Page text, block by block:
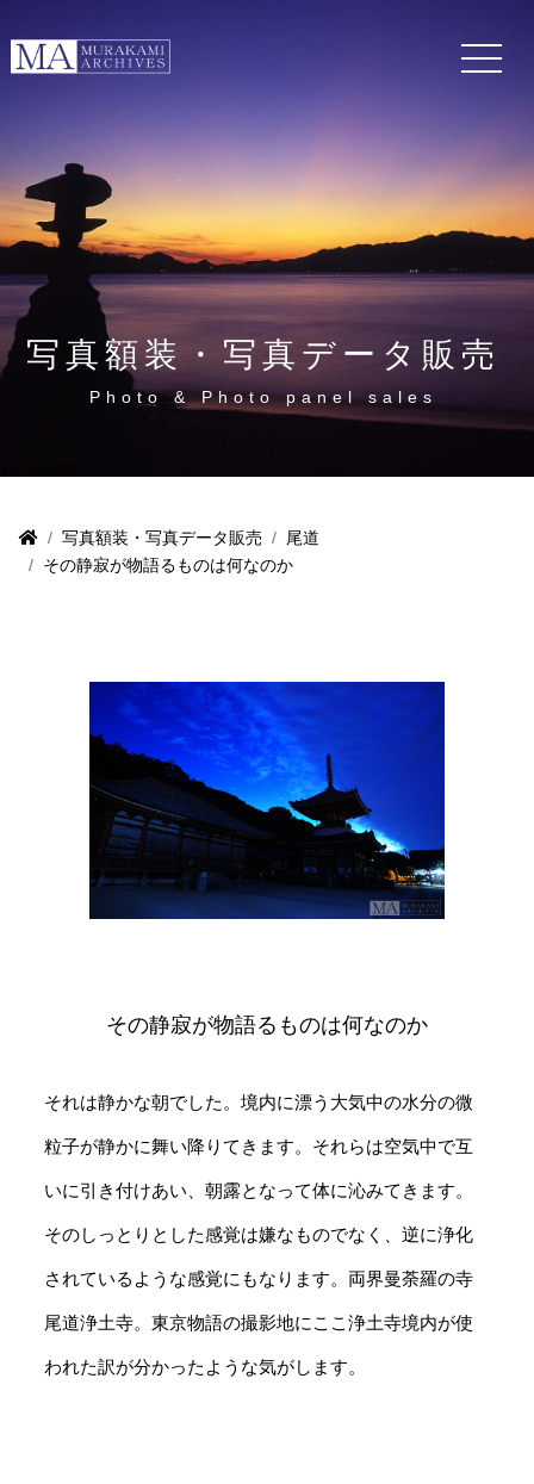
写真額装・写真データ販売
Photo & Photo panel sales
写真額装・写真データ販売
尾道
その静寂が物語るものは何なのか
その静寂が物語るものは何なのか
それは静かな朝でした。境内に漂う大気中の水分の微
粒子が静かに舞い降りてきます。それらは空気中で互
いに引き付けあい、朝露となって体に沁みてきます。
そのしっとりとした感覚は嫌なものでなく、逆に浄化
されているような感覚にもなります。両界曼荼羅の寺
尾道浄土寺。東京物語の撮影地にここ浄土寺境内が使
われた訳が分かったような気がします。